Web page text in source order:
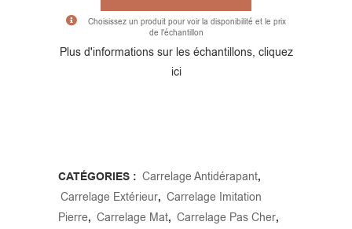
Choisissez un produit pour voir la disponibilité et le prix
de l'échantillon
Alternative:
Plus d'informations sur les échantillons, cliquez
ici
CATÉGORIES : Carrelage Antidérapant,
Carrelage Extérieur, Carrelage Imitation
Pierre, Carrelage Mat, Carrelage Pas Cher,